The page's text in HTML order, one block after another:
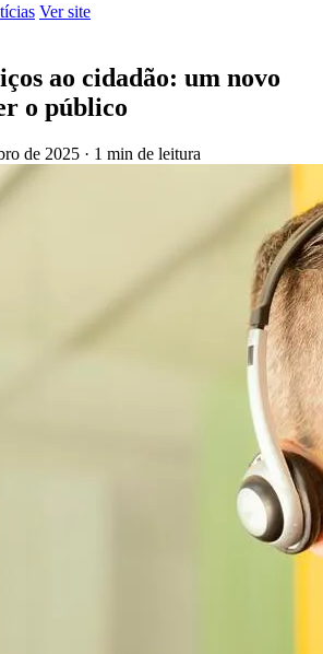
Ver site
ao cidadão: um novo
o público
de 2025 · 1 min de leitura